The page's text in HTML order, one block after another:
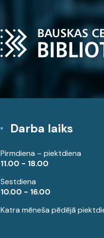
Darba laiks
Pirmdiena – piektdiena
11.00 - 18.00
Sestdiena
10.00 - 16.00
Katra mēneša pēdējā